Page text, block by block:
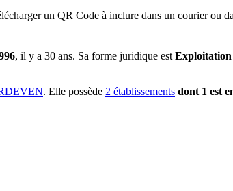
un QR Code à inclure dans un courier ou
, il y a 30 ans. Sa forme juridique est Exploitation
. Elle possède 2 établissements dont 1 est